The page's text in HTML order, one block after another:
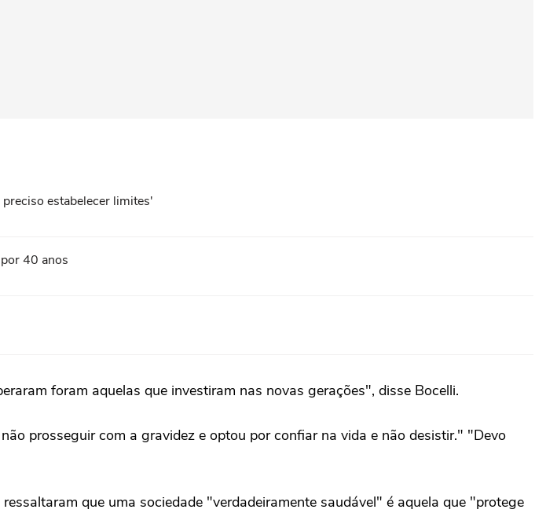
estabelecer limites'
40 anos
foram aquelas que investiram nas novas gerações", disse Bocelli.
prosseguir com a gravidez e optou por confiar na vida e não desistir." "Devo
que uma sociedade "verdadeiramente saudável" é aquela que "protege